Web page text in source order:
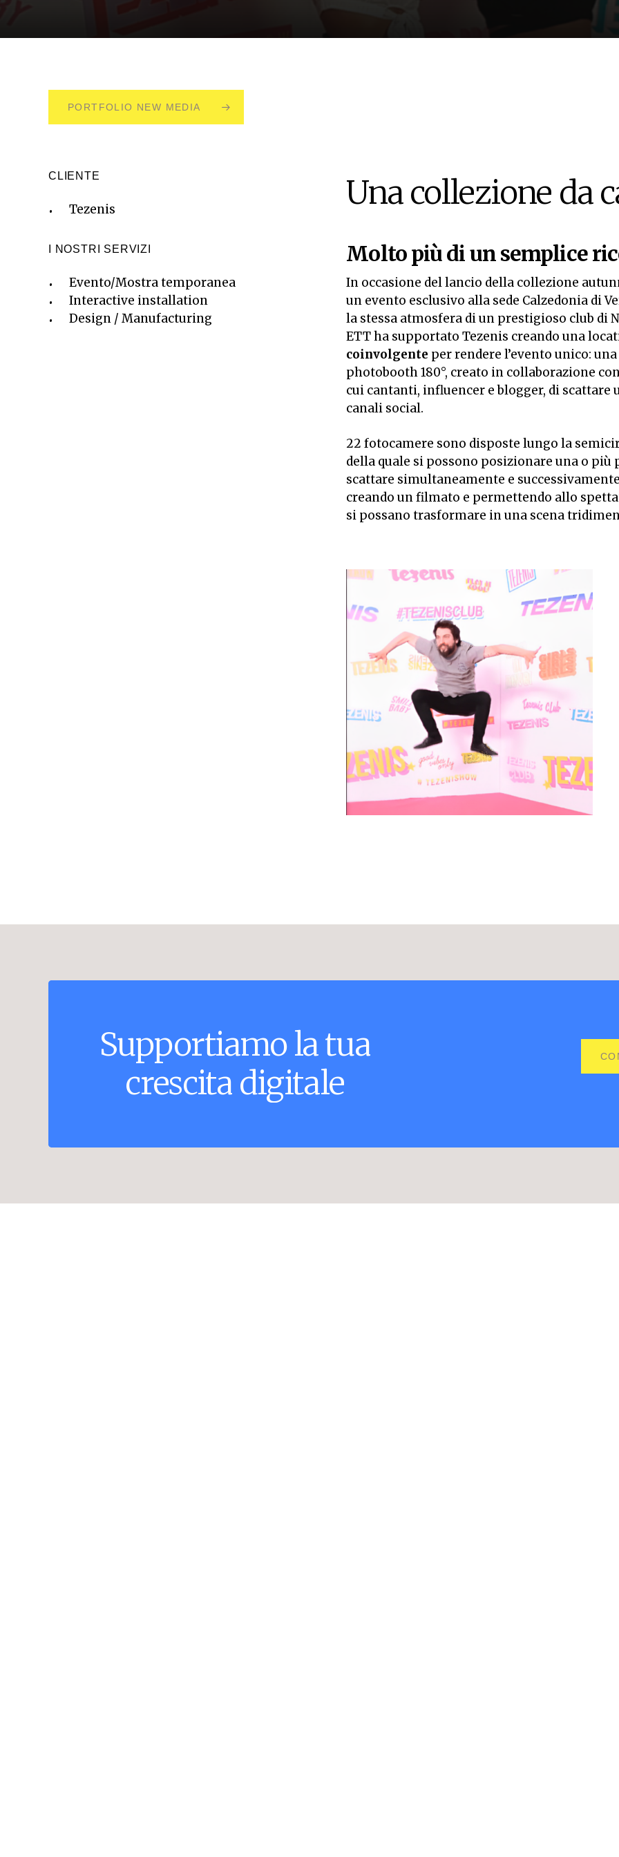
PORTFOLIO NEW MEDIA
CLIENTE
Tezenis
I NOSTRI SERVIZI
Evento/Mostra temporanea
Interactive installation
Design / Manufacturing
Una collezione da
Molto più di un semplice
In occasione del lancio della collezione
un evento esclusivo alla sede Calzedonia di
la stessa atmosfera di un prestigioso club di
ETT ha supportato Tezenis creando una
coinvolgente per rendere l’evento unico:
photobooth 180°, creato in collaborazione
cui cantanti, influencer e blogger, di
canali social.
22 fotocamere sono disposte lungo la
della quale si possono posizionare una o
scattare simultaneamente e
creando un filmato e permettendo allo
si possano trasformare in una scena
Supportiamolatua
crescita digitale